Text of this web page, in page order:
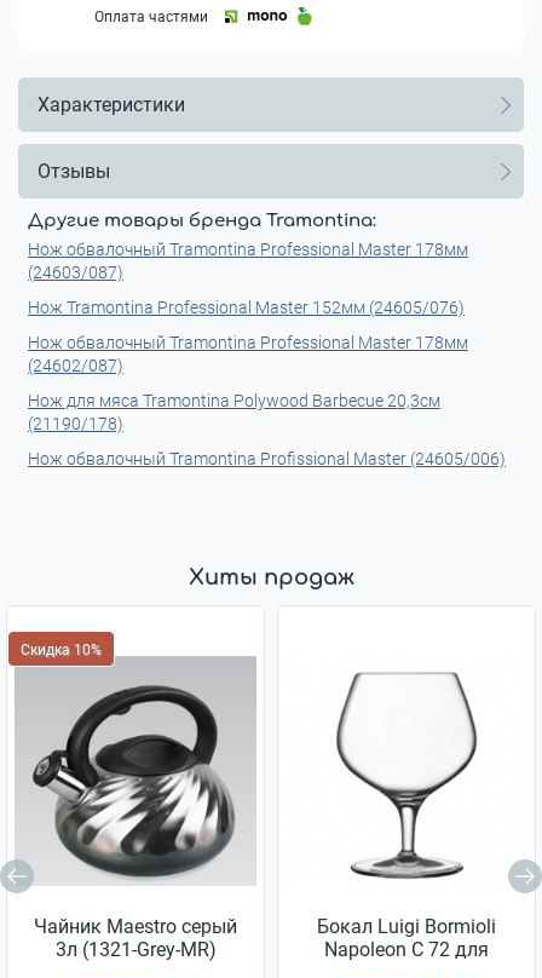
Оплата частями
Характеристики
Отзывы
Другие товары бренда Tramontina:
Нож обвалочный Tramontina Professional Master 178мм
(24603/087)
Нож Tramontina Professional Master 152мм (24605/076)
Нож обвалочный Tramontina Professional Master 178мм
(24602/087)
Нож для мяса Tramontina Polywood Barbecue 20,3см
(21190/178)
Нож обвалочный Tramontina Profissional Master (24605/006)
Хиты продаж
Скидка 10%
Чайник Maestro серый
3л (1321-Grey-MR)
Бокал Luigi Bormioli
Napoleon C 72 для